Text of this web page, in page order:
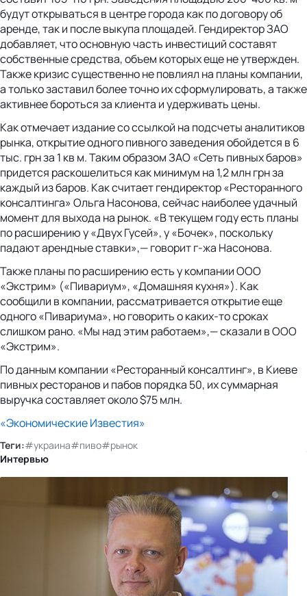
будут открываться в центре города как по договору об
аренде, так и после выкупа площадей. Гендиректор ЗАО
добавляет, что основную часть инвестиций составят
собственные средства, объем которых еще не утвержден.
Также кризис существенно не повлиял на планы компании,
а только заставил более точно их сформулировать, а также
активнее бороться за клиента и удерживать цены.
Как отмечает издание со ссылкой на подсчеты аналитиков
рынка, открытие одного пивного заведения обойдется в 6
тыс. грн за 1 кв м. Таким образом ЗАО «Сеть пивных баров»
придется раскошелиться как минимум на 1,2 млн грн за
каждый из баров. Как считает гендиректор «Ресторанного
консалтинга» Ольга Насонова, сейчас наиболее удачный
момент для выхода на рынок. «В текущем году есть планы
по расширению у «Двух Гусей», у «Бочек», поскольку
падают арендные ставки»,— говорит г-жа Насонова.
Также планы по расширению есть у компании ООО
«Экстрим» («Пивариум», «Домашняя кухня»). Как
сообщили в компании, рассматривается открытие еще
одного «Пивариума», но говорить о каких-то сроках
слишком рано. «Мы над этим работаем»,— сказали в ООО
«Экстрим».
По данным компании «Ресторанный консалтинг», в Киеве
пивных ресторанов и пабов порядка 50, их суммарная
выручка составляет около $75 млн.
«Экономические Известия»
Теги:#украина#пиво#рынок
Интервью